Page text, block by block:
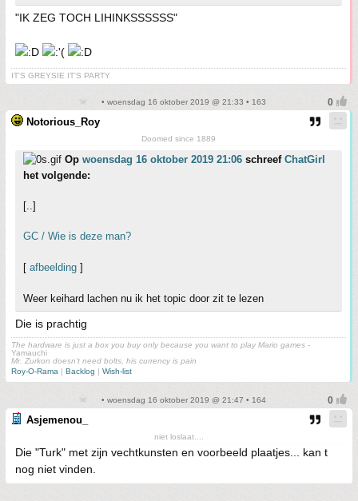
"IK ZEG TOCH LIHINKSSSSSS"
IT'S GREYSIE IT'S PARTY
• woensdag 16 oktober 2019 @ 21:33 • 163
Notorious_Roy
Doomed since 1889
Op woensdag 16 oktober 2019 21:06 schreef ChatGirl
het volgende:
[..]
GC / Wie is deze man?
[ afbeelding ]
Weer keihard lachen nu ik het topic door zit te lezen
Die is prachtig
The hardware is just a box you buy only because you want to play Mario games -
Yamauchi
Mr. Zurkon doesn't need bolts, his currency is pain
Roy-O-Rama | Backlog | Wish-list
• woensdag 16 oktober 2019 @ 21:47 • 164
Asjemenou_
niet loslaat....
Die "Turk" met zijn vechtkunsten en voorbeeld plaatjes... kan t
nog niet vinden.